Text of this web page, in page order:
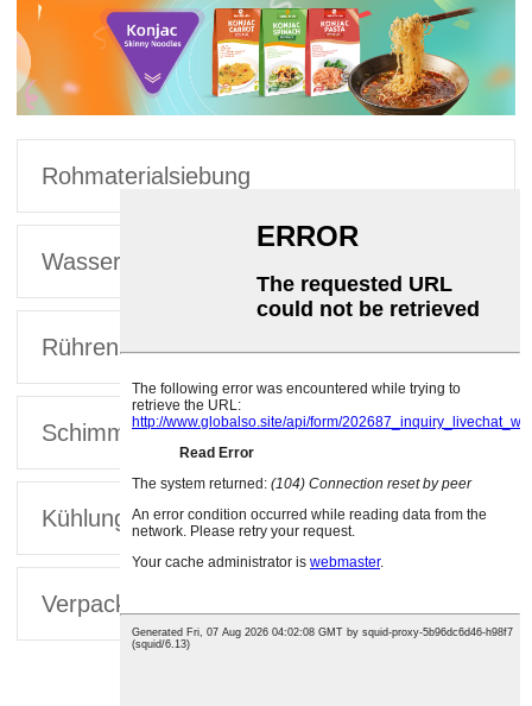
Rohmaterialsiebung
Wasser hinzufügen und vermischen
Rühren
Schimmelentfernung
Kühlung und Formgebung
Verpackung und Kartonierung